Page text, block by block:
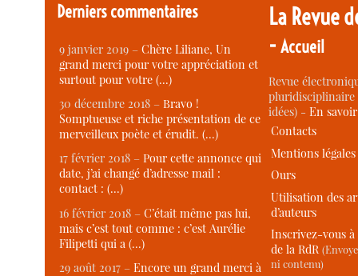
Derniers commentaires
9 janvier 2019 –Chère Liliane, Un
grand merci pour votre appréciation et
surtout pour votre (…)
30 décembre 2018 –Bravo !
Somptueuse et riche présentation de ce
merveilleux poète et érudit. (…)
17 février 2018 –Pour cette annonce qui
date, j’ai changé d’adresse mail :
contact : (…)
16 février 2018 –C’était même pas lui,
mais c’est tout comme : c’est Aurélie
Filipetti qui a (…)
29 août 2017 –Encore un grand merci à
La Revue
-Accueil
Revue
idées) -En
Contacts
Mentions légales
Ours
Utilisation des
d’auteurs
Inscrivez-vous
de la RdR
ni contenu)